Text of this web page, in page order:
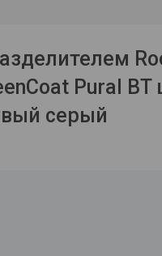
Pural BT
серый